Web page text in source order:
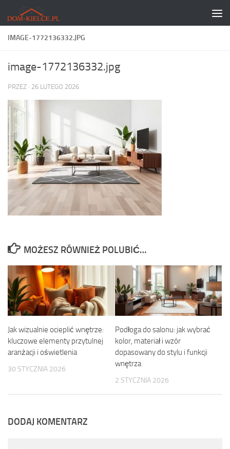
Skip to content
IMAGE-1772136332.JPG
image-1772136332.jpg
PRZEZ · 26 LUTEGO 2026
MOŻESZ RÓWNIEŻ POLUBIĆ…
Jak wizualnie ocieplić wnętrze:
kluczowe elementy przytulnej
aranżacji i oświetlenia
30 STYCZNIA 2026
Podłoga do salonu: jak wybrać
kolor, materiał i wzór
dopasowany do stylu i funkcji
wnętrza
2 STYCZNIA 2026
DODAJ KOMENTARZ